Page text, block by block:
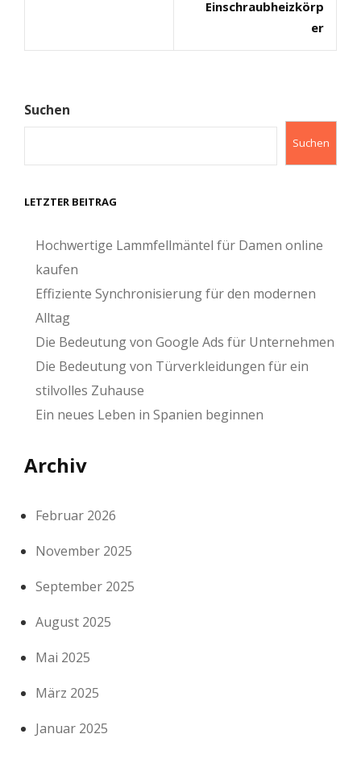
Einschraubheizkörp
er
Suchen
Suchen
LETZTER BEITRAG
Hochwertige Lammfellmäntel für Damen online
kaufen
Effiziente Synchronisierung für den modernen
Alltag
Die Bedeutung von Google Ads für Unternehmen
Die Bedeutung von Türverkleidungen für ein
stilvolles Zuhause
Ein neues Leben in Spanien beginnen
Archiv
Februar 2026
November 2025
September 2025
August 2025
Mai 2025
März 2025
Januar 2025